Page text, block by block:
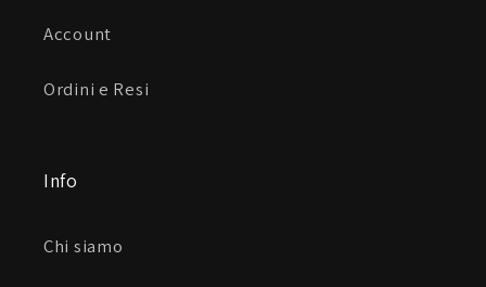
Account
Ordini e Resi
Info
Chi siamo